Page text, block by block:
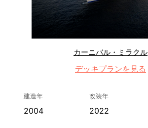
カーニバル・ミラクル
デッキプランを見る
建造年
2004
改装年
2022